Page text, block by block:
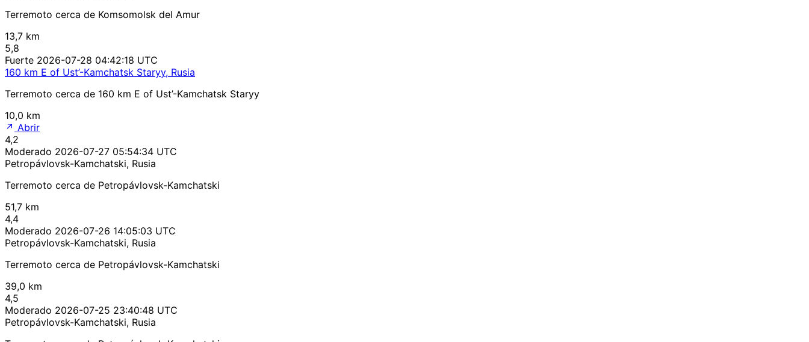
Terremoto cerca de Komsomolsk del Amur
13,7 km
5,8
Fuerte 2026-07-28 04:42:18 UTC
160 km E of Ust’-Kamchatsk Staryy, Rusia
Terremoto cerca de 160 km E of Ust’-Kamchatsk Staryy
10,0 km
Abrir
4,2
Moderado 2026-07-27 05:54:34 UTC
Petropávlovsk-Kamchatski, Rusia
Terremoto cerca de Petropávlovsk-Kamchatski
51,7 km
4,4
Moderado 2026-07-26 14:05:03 UTC
Petropávlovsk-Kamchatski, Rusia
Terremoto cerca de Petropávlovsk-Kamchatski
39,0 km
4,5
Moderado 2026-07-25 23:40:48 UTC
Petropávlovsk-Kamchatski, Rusia